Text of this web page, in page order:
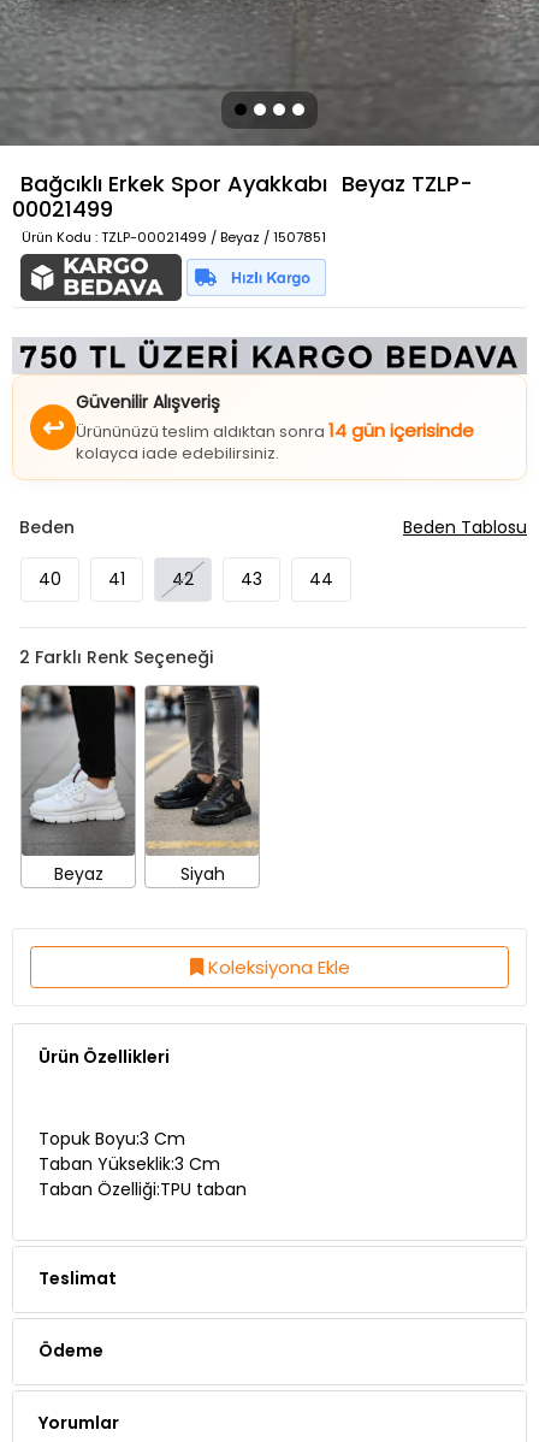
Bağcıklı Erkek Spor Ayakkabı Beyaz TZLP-
00021499
Ürün Kodu : TZLP-00021499 / Beyaz / 1507851
↩
Güvenilir Alışveriş
Ürününüzü teslim aldıktan sonra 14 gün içerisinde
kolayca iade edebilirsiniz.
Beden
40 41 42 43 44
Beden Tablosu
2 Farklı Renk Seçeneği
Beyaz Siyah
Koleksiyona Ekle
Ürün Özellikleri
Topuk Boyu:3 Cm
Taban Yükseklik:3 Cm
Taban Özelliği:TPU taban
Teslimat
Ödeme
Yorumlar